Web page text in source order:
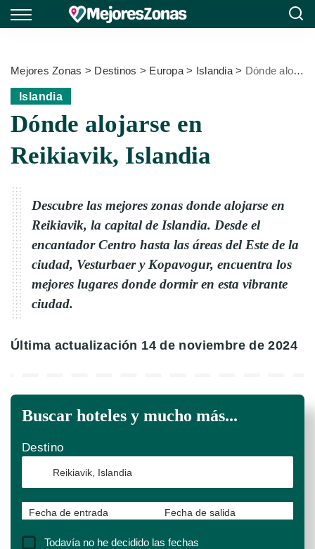
Mejores Zonas > Destinos > Europa> Islandia> Dónde alojarse en Reikiavik, Islandia
Islandia
Dónde alojarse en
Reikiavik, Islandia
Descubre las mejores zonas donde alojarse en
Reikiavik, la capital de Islandia. Desde el
encantador Centro hasta las áreas del Este de la
ciudad, Vesturbaer y Kopavogur, encuentra los
mejores lugares donde dormir en esta vibrante
ciudad.
Última actualización 14 de noviembre de 2024
Buscar hoteles y mucho más...
Destino
Fecha de entrada Fecha de salida
Todavía no he decidido las fechas